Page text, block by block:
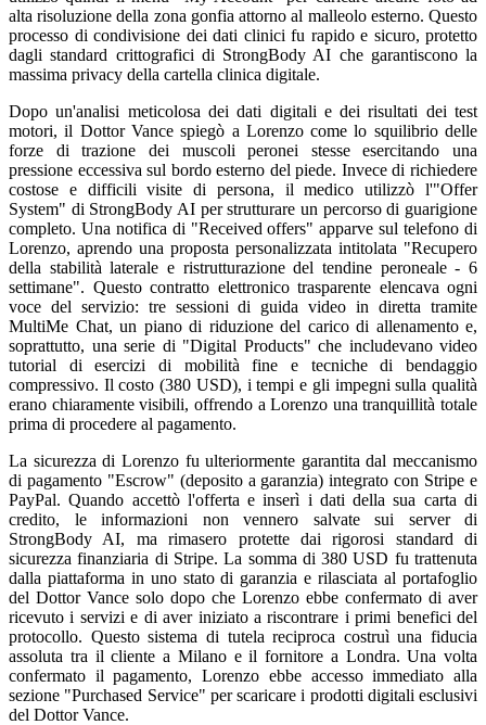
alta risoluzione della zona gonfia attorno al malleolo esterno. Questo
processo di condivisione dei dati clinici fu rapido e sicuro, protetto
dagli standard crittografici di StrongBody AI che garantiscono la
massima privacy della cartella clinica digitale.
Dopo un'analisi meticolosa dei dati digitali e dei risultati dei test
motori, il Dottor Vance spiegò a Lorenzo come lo squilibrio delle
forze di trazione dei muscoli peronei stesse esercitando una
pressione eccessiva sul bordo esterno del piede. Invece di richiedere
costose e difficili visite di persona, il medico utilizzò l'"Offer
System" di StrongBody AI per strutturare un percorso di guarigione
completo. Una notifica di "Received offers" apparve sul telefono di
Lorenzo, aprendo una proposta personalizzata intitolata "Recupero
della stabilità laterale e ristrutturazione del tendine peroneale - 6
settimane". Questo contratto elettronico trasparente elencava ogni
voce del servizio: tre sessioni di guida video in diretta tramite
MultiMe Chat, un piano di riduzione del carico di allenamento e,
soprattutto, una serie di "Digital Products" che includevano video
tutorial di esercizi di mobilità fine e tecniche di bendaggio
compressivo. Il costo (380 USD), i tempi e gli impegni sulla qualità
erano chiaramente visibili, offrendo a Lorenzo una tranquillità totale
prima di procedere al pagamento.
La sicurezza di Lorenzo fu ulteriormente garantita dal meccanismo
di pagamento "Escrow" (deposito a garanzia) integrato con Stripe e
PayPal. Quando accettò l'offerta e inserì i dati della sua carta di
credito, le informazioni non vennero salvate sui server di
StrongBody AI, ma rimasero protette dai rigorosi standard di
sicurezza finanziaria di Stripe. La somma di 380 USD fu trattenuta
dalla piattaforma in uno stato di garanzia e rilasciata al portafoglio
del Dottor Vance solo dopo che Lorenzo ebbe confermato di aver
ricevuto i servizi e di aver iniziato a riscontrare i primi benefici del
protocollo. Questo sistema di tutela reciproca costruì una fiducia
assoluta tra il cliente a Milano e il fornitore a Londra. Una volta
confermato il pagamento, Lorenzo ebbe accesso immediato alla
sezione "Purchased Service" per scaricare i prodotti digitali esclusivi
del Dottor Vance.